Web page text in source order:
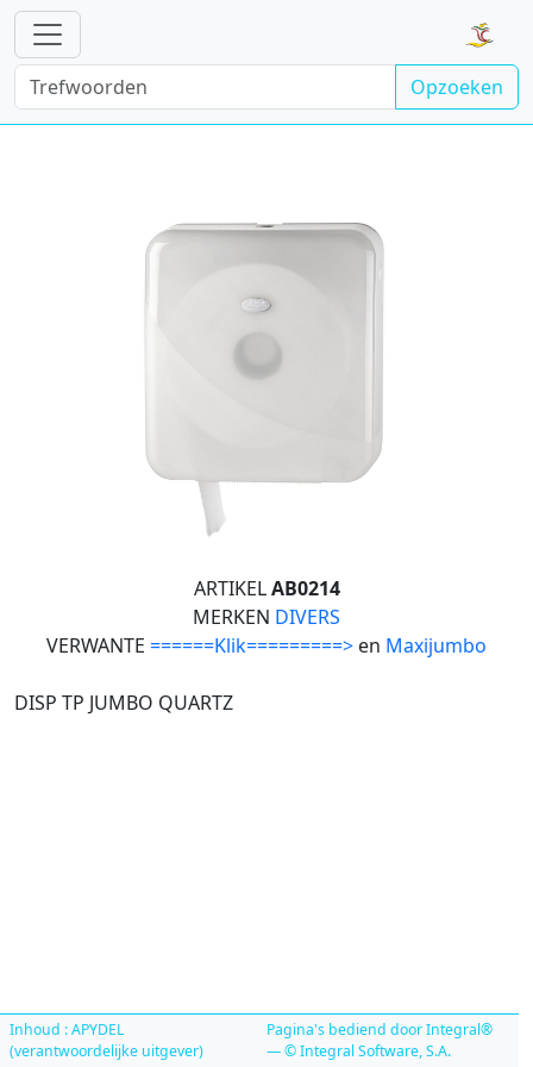
Opzoeken
ARTIKELAB0214
MERKEN DIVERS
VERWANTE ======Klik=========> en Maxijumbo
DISP TP JUMBO QUARTZ
Inhoud : APYDEL
(verantwoordelijke uitgever)
Pagina's bediend door Integral®
— © Integral Software, S.A.